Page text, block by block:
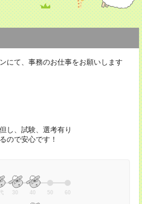
にて、事務のお仕事をお願いします
し、試験、選考有り
ので安心です！
30 40 50 60